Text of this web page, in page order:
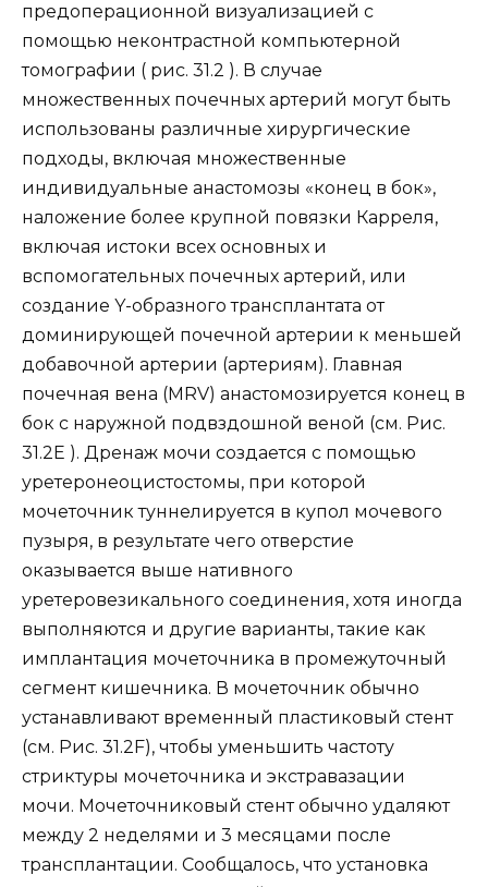
предоперационной визуализацией с
помощью неконтрастной компьютерной
томографии ( рис. 31.2 ). В случае
множественных почечных артерий могут быть
использованы различные хирургические
подходы, включая множественные
индивидуальные анастомозы «конец в бок»,
наложение более крупной повязки Карреля,
включая истоки всех основных и
вспомогательных почечных артерий, или
создание Y-образного трансплантата от
доминирующей почечной артерии к меньшей
добавочной артерии (артериям). Главная
почечная вена (MRV) анастомозируется конец в
бок с наружной подвздошной веной (см. Рис.
31.2E ). Дренаж мочи создается с помощью
уретеронеоцистостомы, при которой
мочеточник туннелируется в купол мочевого
пузыря, в результате чего отверстие
оказывается выше нативного
уретеровезикального соединения, хотя иногда
выполняются и другие варианты, такие как
имплантация мочеточника в промежуточный
сегмент кишечника. В мочеточник обычно
устанавливают временный пластиковый стент
(см. Рис. 31.2F), чтобы уменьшить частоту
стриктуры мочеточника и экстравазации
мочи. Мочеточниковый стент обычно удаляют
между 2 неделями и 3 месяцами после
трансплантации. Сообщалось, что установка